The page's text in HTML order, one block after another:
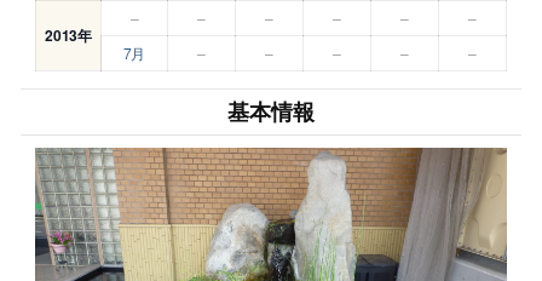
2013年
– – – – –
–
7月
– – – – –
基本情報